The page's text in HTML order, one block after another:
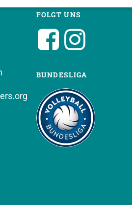
FOLGT UNS
BUNDESLIGA